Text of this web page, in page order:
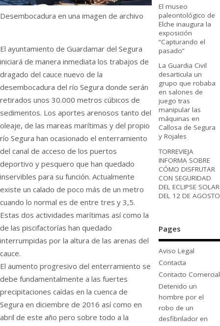
Desembocadura en una imagen de archivo
El ayuntamiento de Guardamar del Segura
iniciará de manera inmediata los trabajos de
dragado del cauce nuevo de la
desembocadura del río Segura donde serán
retirados unos 30.000 metros cúbicos de
sedimentos. Los aportes arenosos tanto del
oleaje, de las mareas marítimas y del propio
río Segura han ocasionado el enterramiento
del canal de acceso de los puertos
deportivo y pesquero que han quedado
inservibles para su función. Actualmente
existe un calado de poco más de un metro
cuando lo normal es de entre tres y 3,5.
Estas dos actividades marítimas así como la
de las piscifactorías han quedado
interrumpidas por la altura de las arenas del
cauce.
El aumento progresivo del enterramiento se
debe fundamentalmente a las fuertes
precipitaciones caídas en la cuenca de
Segura en diciembre de 2016 así como en
abril de este año pero sobre todo a la
El museo
paleontológico de
Elche inaugura la
exposición
“Capturando el
pasado”
La Guardia Civil
desarticula un
grupo que robaba
en salones de
juego tras
manipular las
máquinas en
Callosa de Segura
y Rojales
TORREVIEJA
INFORMA SOBRE
CÓMO DISFRUTAR
CON SEGURIDAD
DEL ECLIPSE SOLAR
DEL 12 DE AGOSTO
Pages
Aviso Legal
Contacta
Contacto Comercial
Detenido un
hombre por el
robo de un
desfibrilador en